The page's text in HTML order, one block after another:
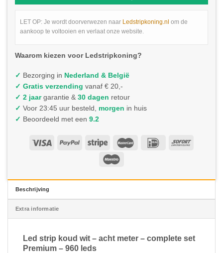
LET OP: Je wordt doorverwezen naar Ledstripkoning.nl om de
aankoop te voltooien en verlaat onze website.
Waarom kiezen voor Ledstripkoning?
✓ Bezorging in Nederland & België
✓ Gratis verzending vanaf € 20,-
✓ 2 jaargarantie & 30 dagen retour
✓ Voor 23:45 uur besteld, morgen in huis
✓ Beoordeeld met een 9.2
Beschrijving
Extra informatie
Led strip koud wit – acht meter – complete set
Premium – 960 leds